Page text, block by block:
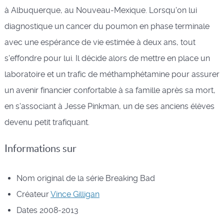
à Albuquerque, au Nouveau-Mexique. Lorsqu'on lui
diagnostique un cancer du poumon en phase terminale
avec une espérance de vie estimée à deux ans, tout
s'effondre pour lui. Il décide alors de mettre en place un
laboratoire et un trafic de méthamphétamine pour assurer
un avenir financier confortable à sa famille après sa mort,
en s'associant à Jesse Pinkman, un de ses anciens élèves
devenu petit trafiquant.
Informations sur
Nom original de la série Breaking Bad
CréateurVince Gilligan
Dates 2008-2013